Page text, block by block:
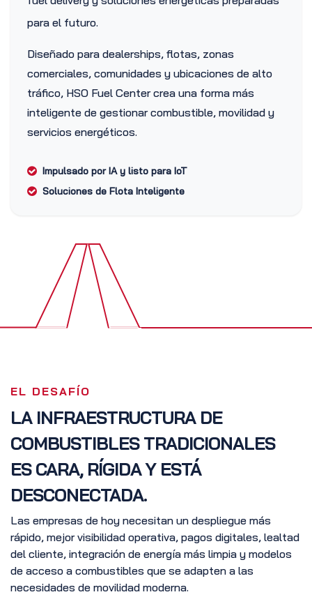
para el futuro.
Diseñado para dealerships, flotas, zonas
comerciales, comunidades y ubicaciones de alto
tráfico, HSO Fuel Center crea una forma más
inteligente de gestionar combustible, movilidad y
servicios energéticos.
Impulsado por IA y listo para IoT
Soluciones de Flota Inteligente
EL DESAFÍO
LA INFRAESTRUCTURA DE
COMBUSTIBLES TRADICIONALES
ES CARA, RÍGIDA Y ESTÁ
DESCONECTADA.
Las empresas de hoy necesitan un despliegue más
rápido, mejor visibilidad operativa, pagos digitales, lealtad
del cliente, integración de energía más limpia y modelos
de acceso a combustibles que se adapten a las
necesidades de movilidad moderna.